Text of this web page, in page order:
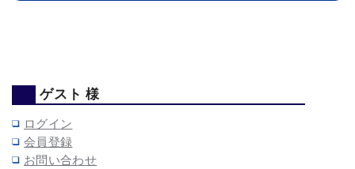
ゲスト 様
ログイン
会員登録
お問い合わせ